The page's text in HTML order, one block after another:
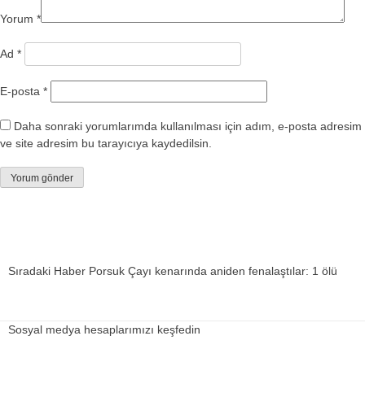
Yorum *
Ad *
E-posta *
Daha sonraki yorumlarımda kullanılması için adım, e-posta adresim
ve site adresim bu tarayıcıya kaydedilsin.
Sıradaki Haber Porsuk Çayı kenarında aniden fenalaştılar: 1 ölü
Sosyal medya hesaplarımızı keşfedin